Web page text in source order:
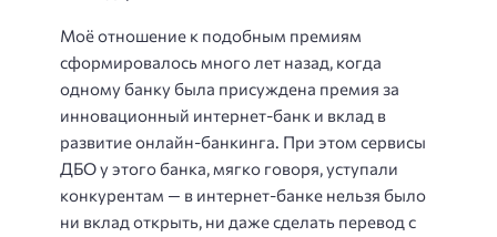
Моё отношение к подобным премиям
сформировалось много лет назад, когда
одному банку была присуждена премия за
инновационный интернет-банк и вклад в
развитие онлайн-банкинга. При этом сервисы
ДБО у этого банка, мягко говоря, уступали
конкурентам — в интернет-банке нельзя было
ни вклад открыть, ни даже сделать перевод с